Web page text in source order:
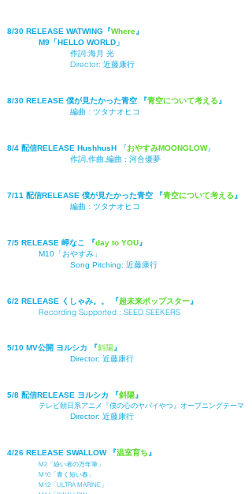
8/30 RELEASE WATWING 『Where』
M9「HELLO WORLD」
作詞:海月 光
Director: 近藤康行
8/30 RELEASE 僕が見たかった青空 『青空について考える 』
編曲 : ツタナオヒコ
8/4 配信RELEASE HushhusH 『おやすみMOONGLOW』
作詞,作曲,編曲 : 河合優夢
7/11 配信RELEASE 僕が見たかった青空 『青空について考える 』
編曲 : ツタナオヒコ
7/5 RELEASE 岬なこ 『day to YOU』
M10「おやすみ」
Song Pitching: 近藤康行
6/2 RELEASE くしゃみ。。 『超未来ポップスター』
Recording Supported : SEED SEEKERS
5/10 MV公開 ヨルシカ 『斜陽』
Director: 近藤康行
5/8 配信RELEASE ヨルシカ 『斜陽』
テレビ朝日系アニメ『僕の心のヤバイやつ』オープニングテーマ
Director: 近藤康行
4/26 RELEASE SWALLOW 『温室育ち 』
M2「紛い者の万年筆」
M10「青く短い春」
M12「ULTRA MARINE」